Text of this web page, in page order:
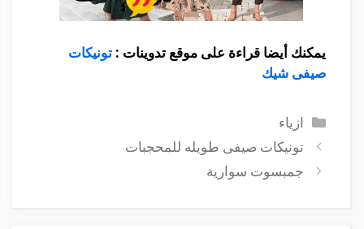
يمكنك أيضا قراءة على موقع تدوينات : تونيكات
صيفى شيك
التصنيفات
ازياء
تونيكات صيفى طويله للمحجبات
جمبسوت سوارية